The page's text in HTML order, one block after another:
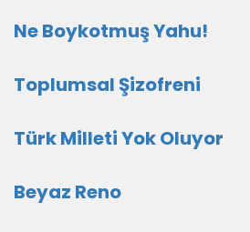
Ne Boykotmuş Yahu!
Toplumsal Şizofreni
Türk Milleti Yok Oluyor
Beyaz Reno